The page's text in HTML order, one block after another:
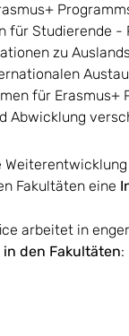
für Studierende
zu
für Erasmus+
Abwicklung
Fakultäten eine
arbeitet in
den Fakultäten: